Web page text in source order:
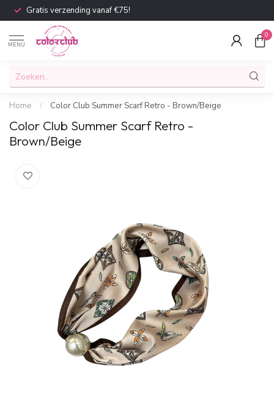
Gratis verzending vanaf €75!
MENU
0
Home / Color Club Summer Scarf Retro - Brown/Beige
Color Club Summer Scarf Retro -
Brown/Beige